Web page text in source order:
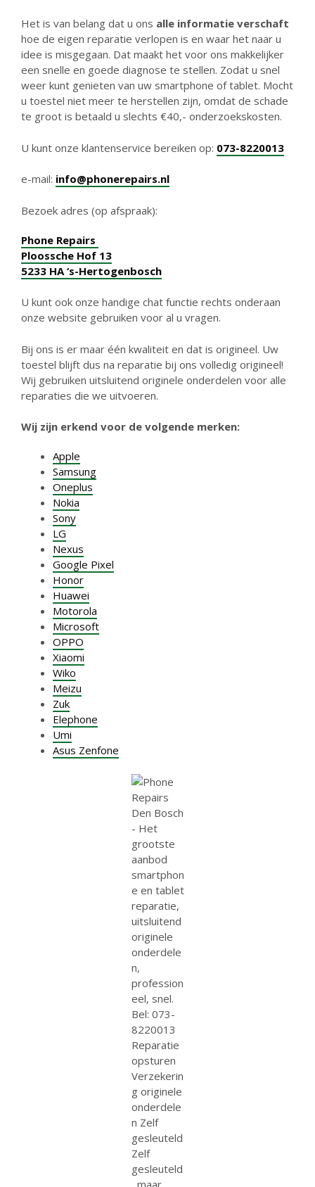
Het is van belang dat u ons alle informatie verschaft
hoe de eigen reparatie verlopen is en waar het naar u
idee is misgegaan. Dat maakt het voor ons makkelijker
een snelle en goede diagnose te stellen. Zodat u snel
weer kunt genieten van uw smartphone of tablet. Mocht
u toestel niet meer te herstellen zijn, omdat de schade
te groot is betaald u slechts €40,- onderzoekskosten.
U kunt onze klantenservice bereiken op: 073-8220013
e-mail: info@phonerepairs.nl
Bezoek adres (op afspraak):
Phone Repairs
Ploossche Hof 13
5233 HA ‘s-Hertogenbosch
U kunt ook onze handige chat functie rechts onderaan
onze website gebruiken voor al u vragen.
Bij ons is er maar één kwaliteit en dat is origineel. Uw
toestel blijft dus na reparatie bij ons volledig origineel!
Wij gebruiken uitsluitend originele onderdelen voor alle
reparaties die we uitvoeren.
Wij zijn erkend voor de volgende merken:
Apple
Samsung
Oneplus
Nokia
Sony
LG
Nexus
Google Pixel
Honor
Huawei
Motorola
Microsoft
OPPO
Xiaomi
Wiko
Meizu
Zuk
Elephone
Umi
Asus Zenfone